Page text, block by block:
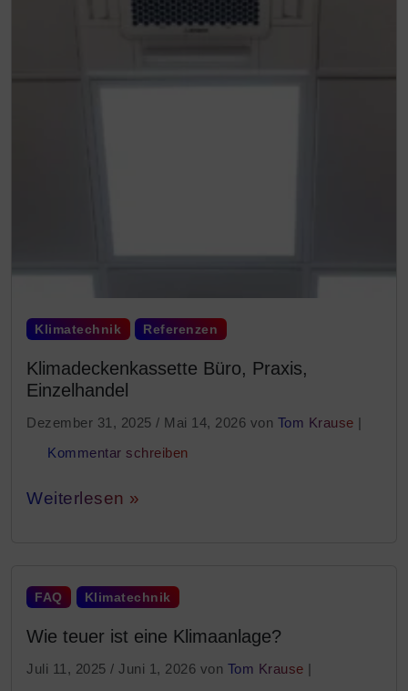
Klimatechnik Referenzen
Klimadeckenkassette Büro, Praxis,
Einzelhandel
Dezember 31, 2025 / Mai 14, 2026 von Tom Krause
Kommentar schreiben
Weiterlesen »
FAQ Klimatechnik
Wie teuer ist eine Klimaanlage?
Juli 11, 2025 / Juni 1, 2026 von Tom Krause